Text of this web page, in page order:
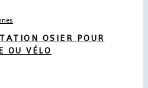
OSIER POUR
OU VÉLO